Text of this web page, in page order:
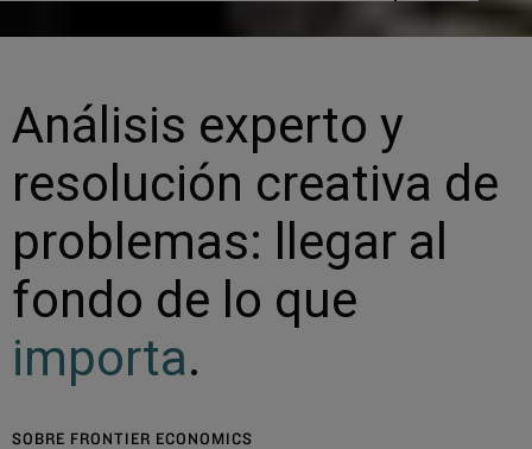
Análisis experto y
resolución creativa de
problemas: llegar al
fondo de lo que
importa.
SOBRE FRONTIER ECONOMICS